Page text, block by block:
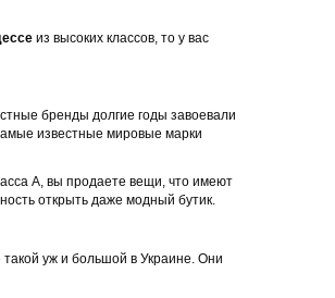
из высоких классов, то у вас
бренды долгие годы завоевали
известные мировые марки
А, вы продаете вещи, что имеют
открыть даже модный бутик.
уж и большой в Украине. Они